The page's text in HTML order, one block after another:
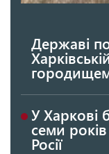
Державі
У Харкові
семи
Росії